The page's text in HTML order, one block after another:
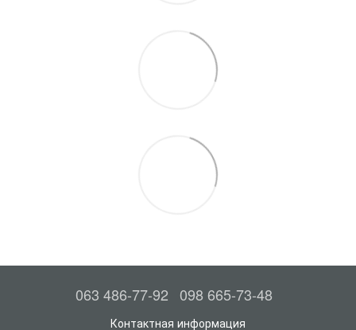
063 486-77-92 098 665-73-48
Контактная информация